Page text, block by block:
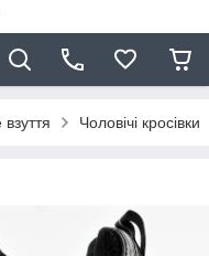
взуття Чоловічі кросівки